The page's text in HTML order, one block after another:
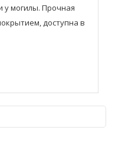
у могилы. Прочная
доступна в